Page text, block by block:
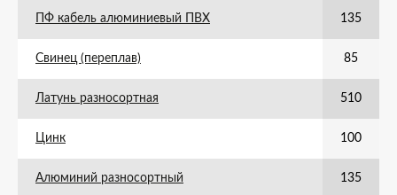
ПФ кабель алюминиевый ПВХ 135
Свинец (переплав) 85
Латунь разносортная 510
Цинк 100
Алюминий разносортный 135